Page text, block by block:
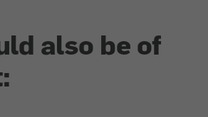
also be of